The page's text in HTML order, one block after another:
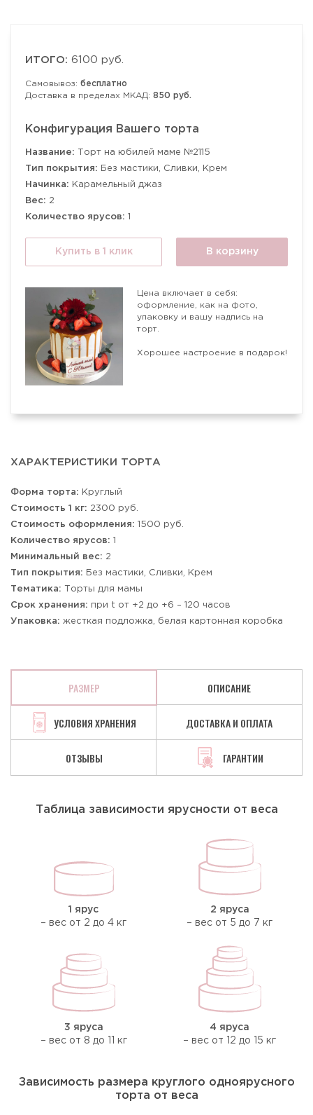
ИТОГО: 6100 руб.
Самовывоз: бесплатно
Доставка в пределах МКАД: 850 руб.
Конфигурация Вашего торта
Название: Торт на юбилей маме №2115
Тип покрытия: Без мастики, Сливки, Крем
Начинка: Карамельный джаз
Вес: 2
Количество ярусов: 1
Купить в 1 клик В корзину
Цена включает в себя:
оформление, как на фото,
упаковку и вашу надпись на
торт.
Хорошее настроение в подарок!
ХАРАКТЕРИСТИКИ ТОРТА
Форма торта: Круглый
Стоимость 1 кг: 2300 руб.
Стоимость оформления: 1500 руб.
Количество ярусов: 1
Минимальный вес: 2
Тип покрытия: Без мастики, Сливки, Крем
Тематика: Торты для мамы
Срок хранения: при t от +2 до +6 – 120 часов
Упаковка: жесткая подложка, белая картонная коробка
РАЗМЕР ОПИСАНИЕ
УСЛОВИЯ ХРАНЕНИЯ ДОСТАВКА И ОПЛАТА
ОТЗЫВЫ ГАРАНТИИ
Таблица зависимости ярусности от веса
1 ярус
– вес от 2 до 4 кг
2 яруса
– вес от 5 до 7 кг
3 яруса
– вес от 8 до 11 кг
4 яруса
– вес от 12 до 15 кг
Зависимость размера круглого одноярусного
торта от веса